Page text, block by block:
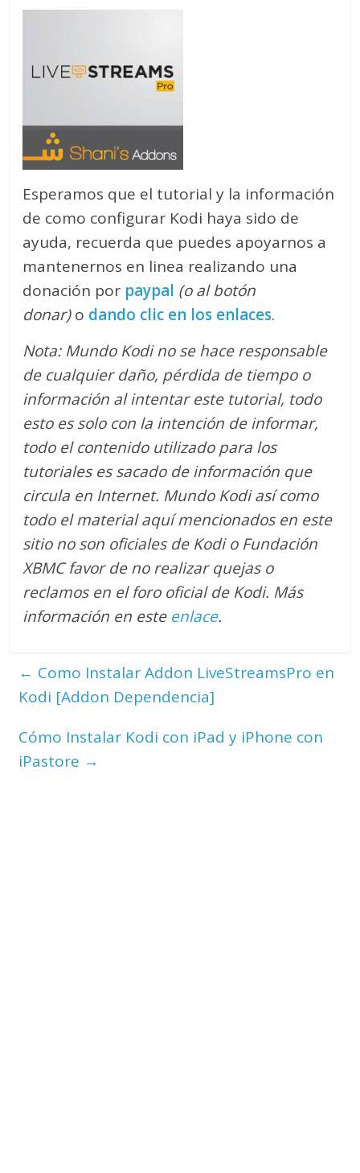
Esperamos que el tutorial y la información
de como configurar Kodi haya sido de
ayuda, recuerda que puedes apoyarnos a
mantenernos en linea realizando una
donación por paypal (o al botón
donar)o dando clic en los enlaces.
Nota: Mundo Kodi no se hace responsable
de cualquier daño, pérdida de tiempo o
información al intentar este tutorial, todo
esto es solo con la intención de informar,
todo el contenido utilizado para los
tutoriales es sacado de información que
circula en Internet. Mundo Kodi así como
todo el material aquí mencionados en este
sitio no son oficiales de Kodi o Fundación
XBMC favor de no realizar quejas o
reclamos en el foro oficial de Kodi. Más
información en este enlace.
← Como Instalar Addon LiveStreamsPro en
Kodi [Addon Dependencia]
Cómo Instalar Kodi con iPad y iPhone con
iPastore →